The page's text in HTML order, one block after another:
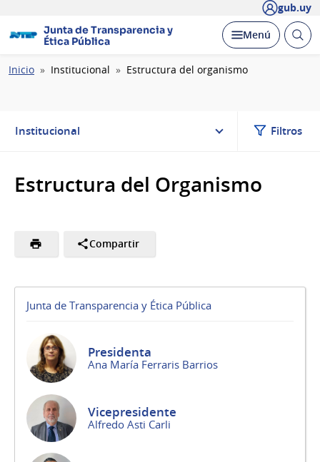
gub.uy
Junta de Transparencia y
Ética Pública
Desplegar
Menú Abrir
Ruta
Inicio Institucional Estructura del organismo
Institucional Filtros
Estructura del Organismo
Compartir
Junta de Transparencia y Ética Pública
Presidenta
Ana María Ferraris Barrios
Vicepresidente
Alfredo Asti Carli